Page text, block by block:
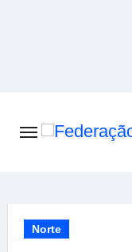
Norte